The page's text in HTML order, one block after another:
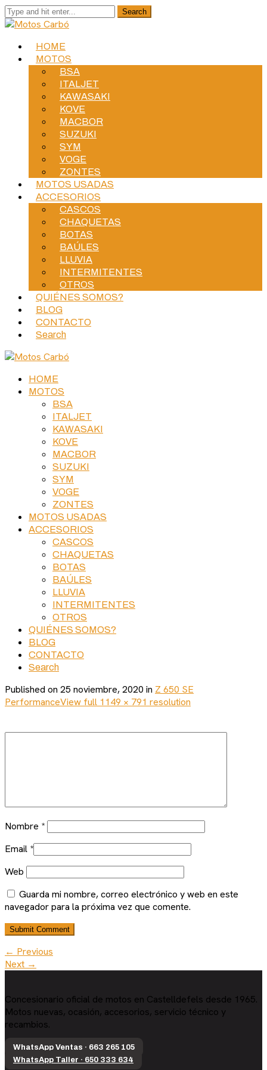
HOME
MOTOS
BSA
ITALJET
KAWASAKI
KOVE
MACBOR
SUZUKI
SYM
VOGE
ZONTES
MOTOS USADAS
ACCESORIOS
CASCOS
CHAQUETAS
BOTAS
BAÚLES
LLUVIA
INTERMITENTES
OTROS
QUIÉNES SOMOS?
BLOG
CONTACTO
Search
HOME
MOTOS
BSA
ITALJET
KAWASAKI
KOVE
MACBOR
SUZUKI
SYM
VOGE
ZONTES
MOTOS USADAS
ACCESORIOS
CASCOS
CHAQUETAS
BOTAS
BAÚLES
LLUVIA
INTERMITENTES
OTROS
QUIÉNES SOMOS?
BLOG
CONTACTO
Search
Published on 25 noviembre, 2020 in Z 650 SE
PerformanceView full 1149 × 791 resolution
Nombre *
Email *
Web
Guarda mi nombre, correo electrónico y web en este
navegador para la próxima vez que comente.
← Previous
Next →
Concesionario oficial de motos en Castelldefels desde 1965.
Motos nuevas, ocasión, accesorios, servicio técnico y
recambios.
WhatsApp Ventas · 663 265 105
WhatsApp Taller · 650 333 634